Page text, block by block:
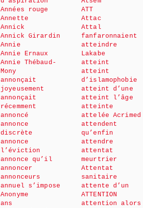
Années rouge
Annette
Annick
Annick Girardin
Annie
Annie Ernaux
Annie Thébaud-
Mony
annonçait
joyeusement
annonçait
récemment
annoncé
annonce
discrète
annonce
l’éviction
annonce qu’il
annoncer
annonceurs
annuel s’impose
Anonyme
ans
ATT
Attac
Attal
fanfaronnaient
atteindre
Lakabe
atteint
atteint
d’islamophobie
atteint d’une
atteint l’âge
atteinte
attelée Acrimed
attendent
qu’enfin
attendre
attentat
meurtrier
Attentat
sanitaire
attente d’un
ATTENTION
attention alors